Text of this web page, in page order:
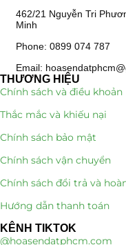
462/21 Nguyễn Tri
Minh
Phone: 0899 074 787
Email:
THƯƠNG HIỆU
Chính sách và điều khoản
Thắc mắc và khiếu nại
Chính sách bảo mật
Chính sách vận chuyển
Chính sách đổi trả và
Hướng dẫn thanh toán
KÊNH TIKTOK
@hoasendatphcm.com